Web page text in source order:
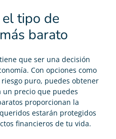
tipo de
barato
que ser una decisión
Con opciones como
puro, puedes obtener
un precio que puedes
proporcionan la
estarán protegidos
financieros de tu vida.